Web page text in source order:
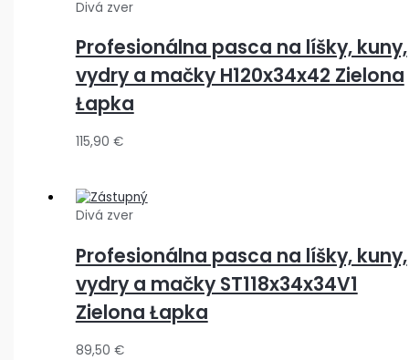
Divá zver
Profesionálna pasca na líšky, kuny,
vydry a mačky H120x34x42 Zielona
Łapka
115,90 €
Divá zver
Profesionálna pasca na líšky, kuny,
vydry a mačky ST118x34x34V1
Zielona Łapka
89,50 €